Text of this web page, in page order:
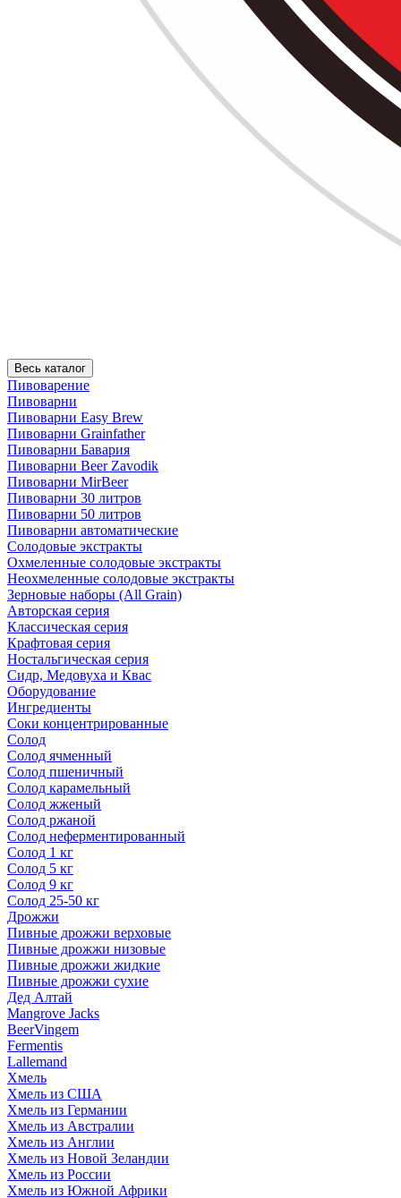
Весь каталог
Пивоварение
Пивоварни
Пивоварни Easy Brew
Пивоварни Grainfather
Пивоварни Бавария
Пивоварни Beer Zavodik
Пивоварни MirBeer
Пивоварни 30 литров
Пивоварни 50 литров
Пивоварни автоматические
Солодовые экстракты
Охмеленные солодовые экстракты
Неохмеленные солодовые экстракты
Зерновые наборы (All Grain)
Авторская серия
Классическая серия
Крафтовая серия
Ностальгическая серия
Сидр, Медовуха и Квас
Оборудование
Ингредиенты
Соки концентрированные
Солод
Солод ячменный
Солод пшеничный
Солод карамельный
Солод жженый
Солод ржаной
Солод неферментированный
Солод 1 кг
Солод 5 кг
Солод 9 кг
Солод 25-50 кг
Дрожжи
Пивные дрожжи верховые
Пивные дрожжи низовые
Пивные дрожжи жидкие
Пивные дрожжи сухие
Дед Алтай
Mangrove Jacks
BeerVingem
Fermentis
Lallemand
Хмель
Хмель из США
Хмель из Германии
Хмель из Австралии
Хмель из Англии
Хмель из Новой Зеландии
Хмель из России
Хмель из Южной Африки